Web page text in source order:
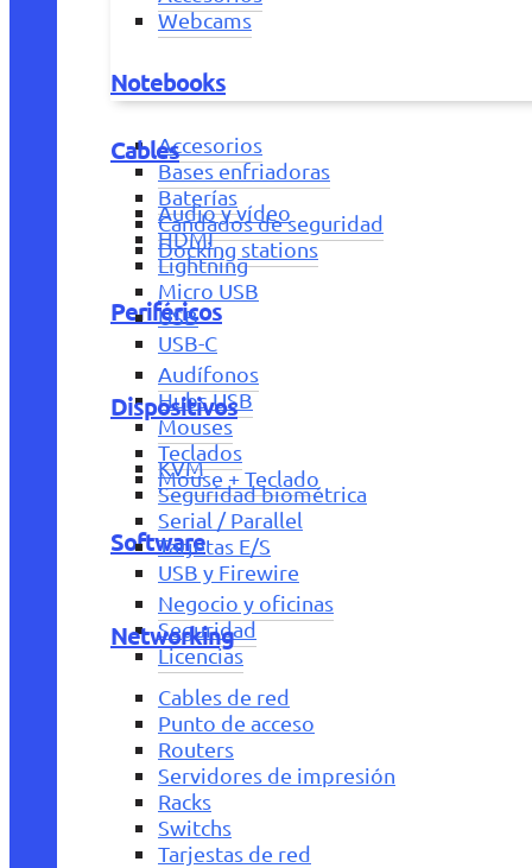
Webcams
Notebooks
Accesorios
Bases enfriadoras
Baterías
Candados de seguridad
Docking stations
Periféricos
Audífonos
Hubs USB
Mouses
Teclados
Mouse + Teclado
Software
Negocio y oficinas
Seguridad
Licencias
Cables
Audio y vídeo
HDMI
Lightning
Micro USB
USB
USB-C
Dispositivos
KVM
Seguridad biométrica
Serial / Parallel
Tarjetas E/S
USB y Firewire
Networking
Cables de red
Punto de acceso
Routers
Servidores de impresión
Racks
Switchs
Tarjestas de red